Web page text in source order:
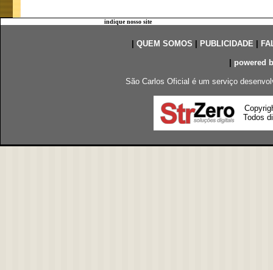
indique nosso site
QUEM SOMOS PUBLICIDADE|
powered
São Carlos Oficial é um serviço
Todos